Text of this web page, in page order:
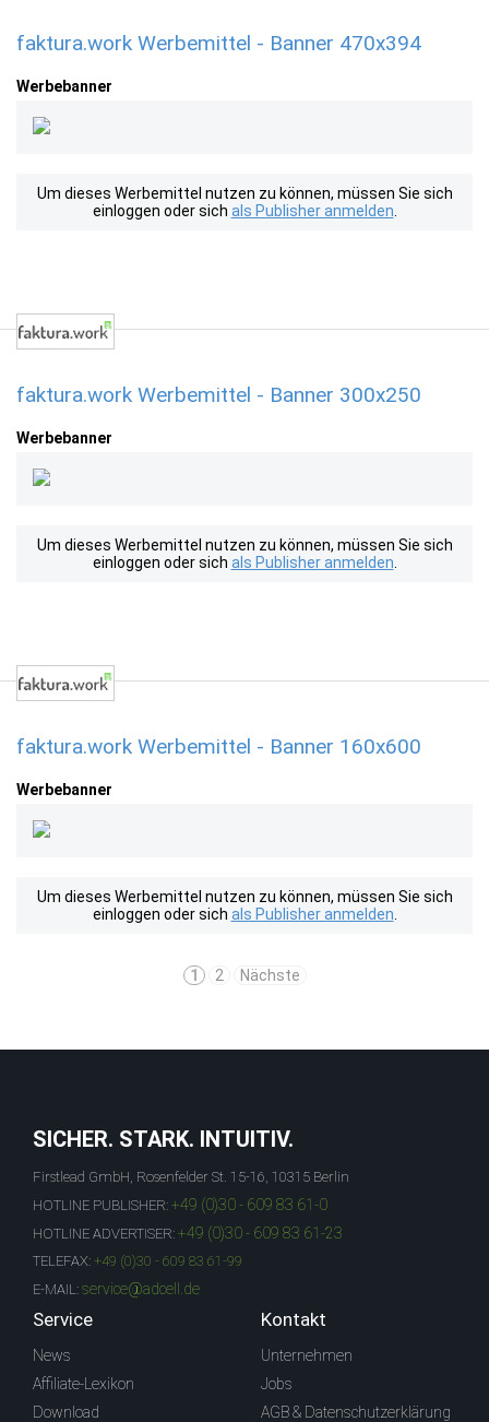
faktura.work Werbemittel - Banner 470x394
Werbebanner
Um dieses Werbemittel nutzen zu können, müssen Sie sich
einloggen oder sich als Publisher anmelden
faktura.work Werbemittel - Banner 300x250
Werbebanner
Um dieses Werbemittel nutzen zu können, müssen Sie sich
einloggen oder sich als Publisher anmelden
faktura.work Werbemittel - Banner 160x600
Werbebanner
Um dieses Werbemittel nutzen zu können, müssen Sie sich
einloggen oder sich als Publisher anmelden
1 2 Nächste
SICHER. STARK. INTUITIV.
Firstlead GmbH, Rosenfelder St. 15-16, 10315 Berlin
HOTLINE PUBLISHER: +49 (0)30 - 609 83 61-0
HOTLINE ADVERTISER: +49 (0)30 - 609 83 61-23
TELEFAX: +49 (0)30 - 609 83 61-99
E-MAIL: service@adcell.de
Service
News
Affiliate-Lexikon
Download
Kontakt
Unternehmen
Jobs
AGB & Datenschutzerklärung